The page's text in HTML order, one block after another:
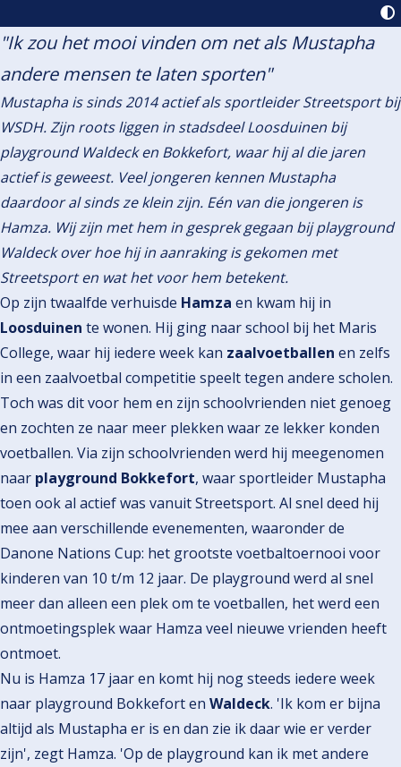
"Ik zou het mooi vinden om net als Mustapha
andere mensen te laten sporten"
Mustapha is sinds 2014 actief als sportleider Streetsport bij
WSDH. Zijn roots liggen in stadsdeel Loosduinen bij
playground Waldeck en Bokkefort, waar hij al die jaren
actief is geweest. Veel jongeren kennen Mustapha
daardoor al sinds ze klein zijn. Eén van die jongeren is
Hamza. Wij zijn met hem in gesprek gegaan bij playground
Waldeck over hoe hij in aanraking is gekomen met
Streetsport en wat het voor hem betekent.
Op zijn twaalfde verhuisde Hamza en kwam hij in
Loosduinen te wonen. Hij ging naar school bij het Maris
College, waar hij iedere week kan zaalvoetballen en zelfs
in een zaalvoetbal competitie speelt tegen andere scholen.
Toch was dit voor hem en zijn schoolvrienden niet genoeg
en zochten ze naar meer plekken waar ze lekker konden
voetballen. Via zijn schoolvrienden werd hij meegenomen
naar playground Bokkefort, waar sportleider Mustapha
toen ook al actief was vanuit Streetsport. Al snel deed hij
mee aan verschillende evenementen, waaronder de
Danone Nations Cup: het grootste voetbaltoernooi voor
kinderen van 10 t/m 12 jaar. De playground werd al snel
meer dan alleen een plek om te voetballen, het werd een
ontmoetingsplek waar Hamza veel nieuwe vrienden heeft
ontmoet.
Nu is Hamza 17 jaar en komt hij nog steeds iedere week
naar playground Bokkefort en Waldeck. 'Ik kom er bijna
altijd als Mustapha er is en dan zie ik daar wie er verder
zijn', zegt Hamza. 'Op de playground kan ik met andere